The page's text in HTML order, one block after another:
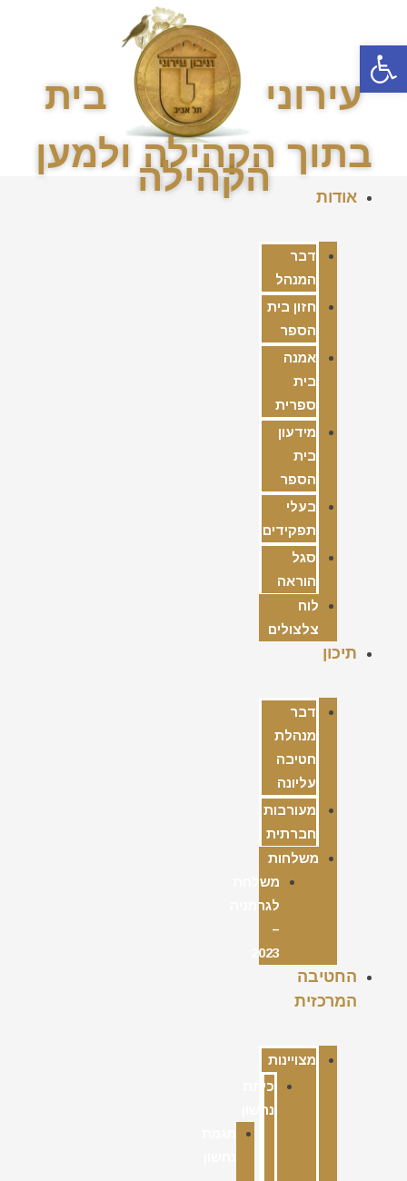
פתח סרגל נגישות
עירוני
בית
בתוך הקהילה ולמען
הקהילה אודות
דבר
המנהל
חזון בית
הספר
אמנה
בית
ספרית
מידעון
בית
הספר
בעלי
תפקידים
סגל
הוראה
לוח
צלצולים
תיכון
דבר
מנהלת
חטיבה
עליונה
מעורבות
חברתית
משלחות
משלחת
לגרמניה
–
2023
החטיבה
המרכזית
מצויינות
כיתת
נחשון